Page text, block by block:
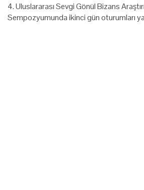
4. Uluslararası Sevgi Gönül Bizans
Sempozyumunda ikinci gün oturumları